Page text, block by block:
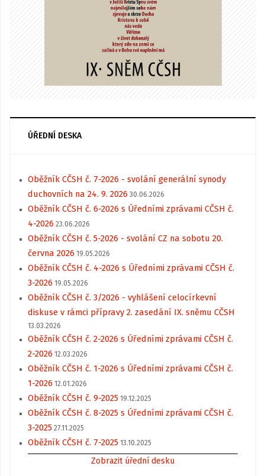
ÚŘEDNÍ DESKA
Oběžník CČSH č. 7-2026 - svolání generální synody
duchovních na 24. 9. 2026 30.06.2026
Oběžník CČSH č. 6-2026 s Úředními zprávami CČSH č.
4-2026 23.06.2026
Oběžník CČSH č. 5-2026 - svolání CZ na sobotu 20.
června 2026 19.05.2026
Oběžník CČSH č. 4-2026 s Úředními zprávami CČSH č.
3-2026 19.05.2026
Oběžník CČSH č. 3/2026 - vyhlášení celocírkevní
diskuse v rámci přípravy 2. zasedání IX. sněmu CČSH
13.03.2026
Oběžník CČSH č. 2-2026 s Úředními zprávami CČSH č.
2-2026 12.03.2026
Oběžník CČSH č. 1-2026 s Úředními zprávami CČSH č.
1-2026 12.01.2026
Oběžník CČSH č. 9-2025 19.12.2025
Oběžník CČSH č. 8-2025 s Úředními zprávami CČSH č.
3-2025 27.11.2025
Oběžník CČSH č. 7-2025 13.10.2025
Zobrazit úřední desku